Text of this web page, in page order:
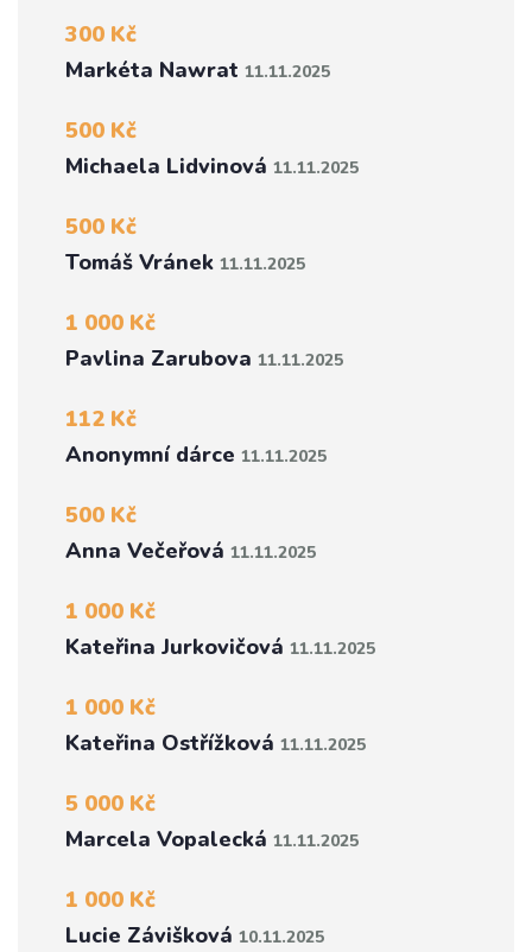
300 Kč
Markéta Nawrat 11.11.2025
500 Kč
Michaela Lidvinová 11.11.2025
500 Kč
Tomáš Vránek 11.11.2025
1 000 Kč
Pavlina Zarubova 11.11.2025
112 Kč
Anonymní dárce 11.11.2025
500 Kč
Anna Večeřová 11.11.2025
1 000 Kč
Kateřina Jurkovičová 11.11.2025
1 000 Kč
Kateřina Ostřížková 11.11.2025
5 000 Kč
Marcela Vopalecká 11.11.2025
1 000 Kč
Lucie Závišková 10.11.2025